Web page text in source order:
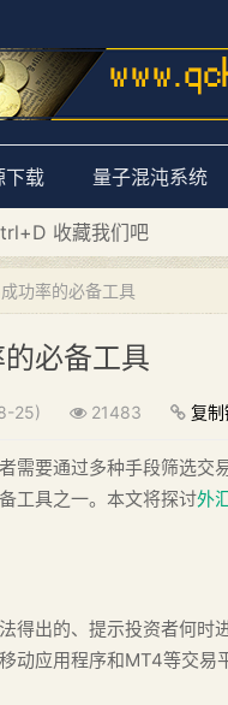
下载 量子混沌系统
收藏我们吧
“量子混沌系统”
功率的必备工具
必备工具
25) 21483 复
要通过多种手段筛选交
工具之一。本文将探讨外
得出的、提示投资者何时
应用程序和MT4等交易